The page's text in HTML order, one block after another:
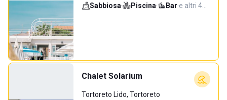
Sabbiosa· Piscina· Bar·e altri 4…
Chalet Solarium
Tortoreto Lido, Tortoreto